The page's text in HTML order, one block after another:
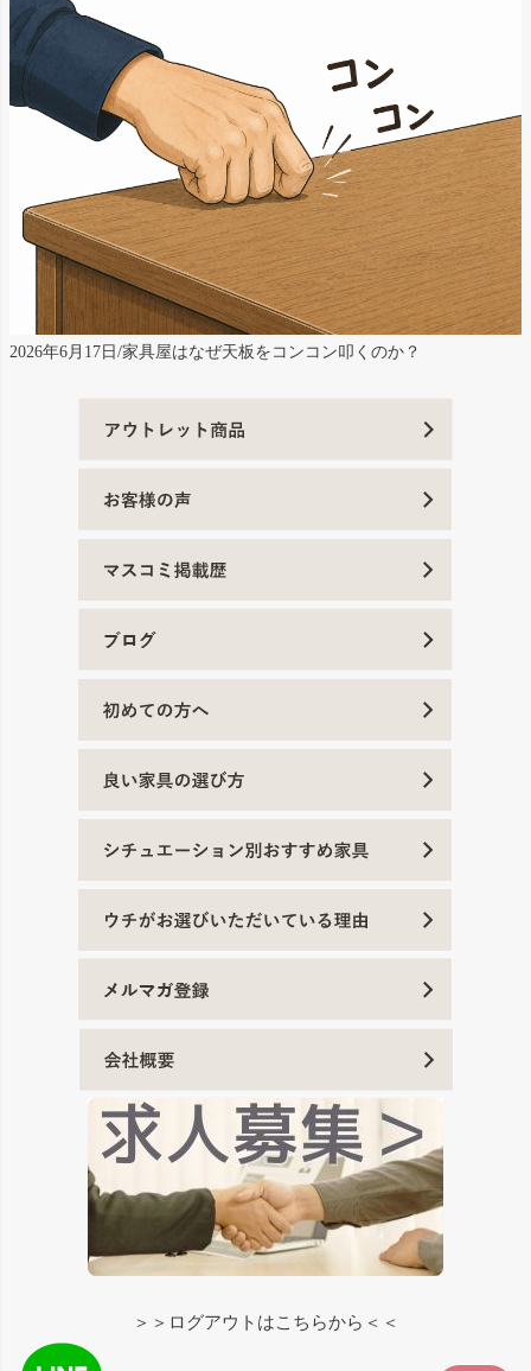
2026年6月17日/家具屋はなぜ天板をコンコン叩くのか？
＞＞ログアウトはこちらから＜＜